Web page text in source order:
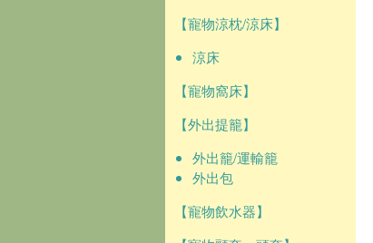
【寵物涼枕/涼床】
涼床
【寵物窩床】
【外出提籠】
外出籠/運輸籠
外出包
【寵物飲水器】